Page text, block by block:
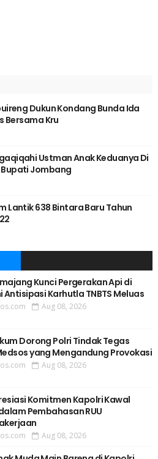
Dukun Kondang Bunda Ida
Bersama Kru
Ustman Anak Keduanya Di
Bupati Jombang
Lantik 638 Bintara Baru Tahun
Kunci Pergerakan Api di
Antisipasi Karhutla TNBTS Meluas
Aug 08, 2026
Dorong Polri Tindak Tegas
yang Mengandung Provokasi
Aug 08, 2026
Komitmen Kapolri Kawal
Pembahasan RUU
Aug 08, 2026